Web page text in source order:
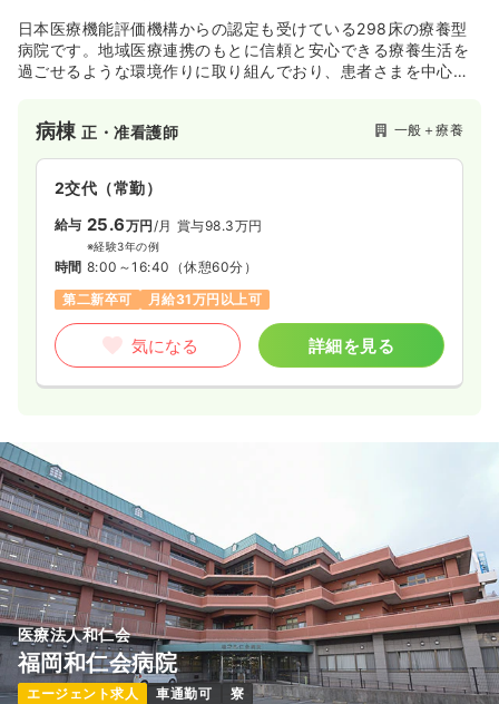
日本医療機能評価機構からの認定も受けている298床の療養型
病院です。地域医療連携のもとに信頼と安心できる療養生活を
過ごせるような環境作りに取り組んでおり、患者さまを中心と
病棟正・准看護師 一般＋療養
2交代（常勤）
給与 25.6万円 /月 賞与98.3万円
※経験3年の例
時間 8:00～16:40 （休憩60分）
第二新卒可
月給31万円以上可
気になる 詳細を見る
医療法人和仁会
福岡和仁会病院
エージェント求人 車通勤可 寮